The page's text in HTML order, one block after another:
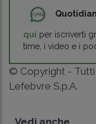
qui per iscriverti
time, i video e i
© Copyright - Tutti
Lefebvre S.p.A.